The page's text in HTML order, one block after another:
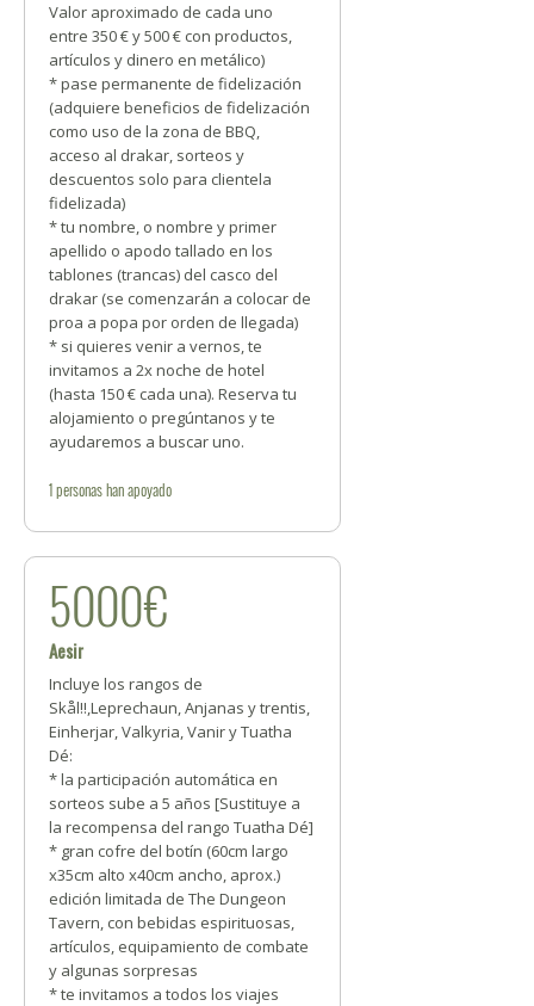
Valor aproximado de cada uno
entre 350 € y 500 € con productos,
artículos y dinero en metálico)
* pase permanente de fidelización
(adquiere beneficios de fidelización
como uso de la zona de BBQ,
acceso al drakar, sorteos y
descuentos solo para clientela
fidelizada)
* tu nombre, o nombre y primer
apellido o apodo tallado en los
tablones (trancas) del casco del
drakar (se comenzarán a colocar de
proa a popa por orden de llegada)
* si quieres venir a vernos, te
invitamos a 2x noche de hotel
(hasta 150 € cada una). Reserva tu
alojamiento o pregúntanos y te
ayudaremos a buscar uno.
1personashan apoyado
5000€
Aesir
Incluye los rangos de
Skål!!,Leprechaun, Anjanas y trentis,
Einherjar, Valkyria, Vanir y Tuatha
Dé:
* la participación automática en
sorteos sube a 5 años [Sustituye a
la recompensa del rango Tuatha Dé]
* gran cofre del botín (60cm largo
x35cm alto x40cm ancho, aprox.)
edición limitada de The Dungeon
Tavern, con bebidas espirituosas,
artículos, equipamiento de combate
y algunas sorpresas
* te invitamos a todos los viajes